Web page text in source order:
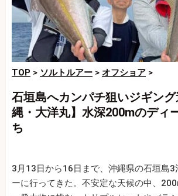
TOP > ソルトルアー > オフショア >
石垣島へカンパチ狙いジギン
縄・大洋丸】水深200mのディ
ち
3月13日から16日まで、沖縄県の石垣島3
ーに行ってきた。不安定な天候の中、